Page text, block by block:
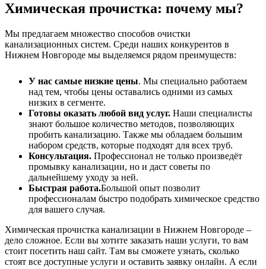
Химическая прочистка: почему мы?
Мы предлагаем множество способов очистки
канализационных систем. Среди наших конкурентов в
Нижнем Новгороде мы выделяемся рядом преимуществ:
У нас самые низкие цены. Мы специально работаем
над тем, чтобы цены оставались одними из самых
низких в сегменте.
Готовы оказать любой вид услуг. Наши специалисты
знают большое количество методов, позволяющих
пробить канализацию. Также мы обладаем большим
набором средств, которые подходят для всех труб.
Консультация. Профессионал не только произведёт
промывку канализации, но и даст советы по
дальнейшему уходу за ней.
Быстрая работа.Большой опыт позволит
профессионалам быстро подобрать химическое средство
для вашего случая.
Химическая прочистка канализации в Нижнем Новгороде –
дело сложное. Если вы хотите заказать наши услуги, то вам
стоит посетить наш сайт. Там вы сможете узнать, сколько
стоят все доступные услуги и оставить заявку онлайн. А если